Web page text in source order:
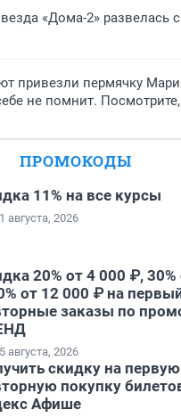
«Дома-2» развелась
привезли пермячку
не помнит.
ПРОМОКОДЫ
11% на все курсы
августа, 2026
20% от 4 000 ₽,
от 12 000 ₽ на
заказы по
августа, 2026
скидку на
покупку
Афише